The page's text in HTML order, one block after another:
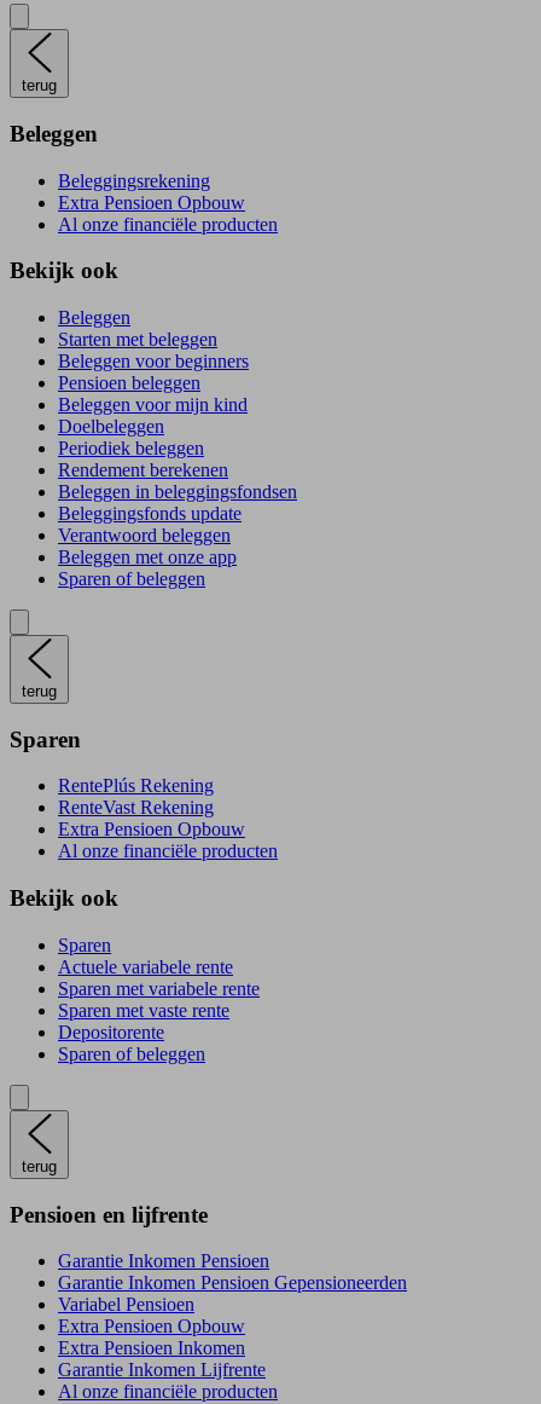
terug
Beleggen
Beleggingsrekening
Extra Pensioen Opbouw
Al onze financiële producten
Bekijk ook
Beleggen
Starten met beleggen
Beleggen voor beginners
Pensioen beleggen
Beleggen voor mijn kind
Doelbeleggen
Periodiek beleggen
Rendement berekenen
Beleggen in beleggingsfondsen
Beleggingsfonds update
Verantwoord beleggen
Beleggen met onze app
Sparen of beleggen
terug
Sparen
RentePlús Rekening
RenteVast Rekening
Extra Pensioen Opbouw
Al onze financiële producten
Bekijk ook
Sparen
Actuele variabele rente
Sparen met variabele rente
Sparen met vaste rente
Depositorente
Sparen of beleggen
terug
Pensioen en lijfrente
Garantie Inkomen Pensioen
Garantie Inkomen Pensioen Gepensioneerden
Variabel Pensioen
Extra Pensioen Opbouw
Extra Pensioen Inkomen
Garantie Inkomen Lijfrente
Al onze financiële producten